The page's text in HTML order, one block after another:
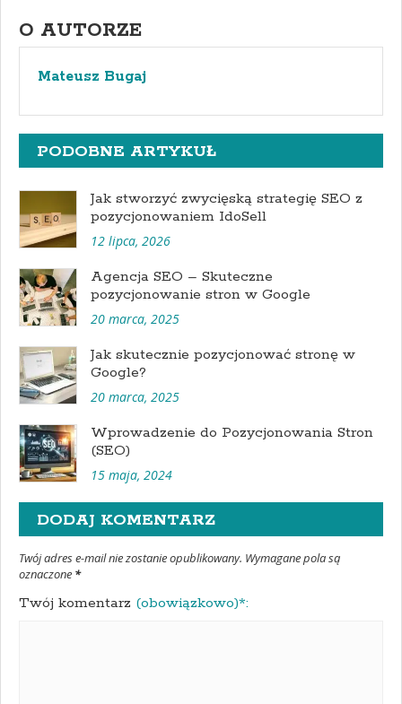
O AUTORZE
Mateusz Bugaj
PODOBNE ARTYKUŁ
Jak stworzyć zwycięską strategię SEO z
pozycjonowaniem IdoSell
12 lipca, 2026
Agencja SEO – Skuteczne
pozycjonowanie stron w Google
20 marca, 2025
Jak skutecznie pozycjonować stronę w
Google?
20 marca, 2025
Wprowadzenie do Pozycjonowania Stron
(SEO)
15 maja, 2024
DODAJ KOMENTARZ
Twój adres e-mail nie zostanie opublikowany. Wymagane pola są
oznaczone *
Twój komentarz (obowiązkowo)*: